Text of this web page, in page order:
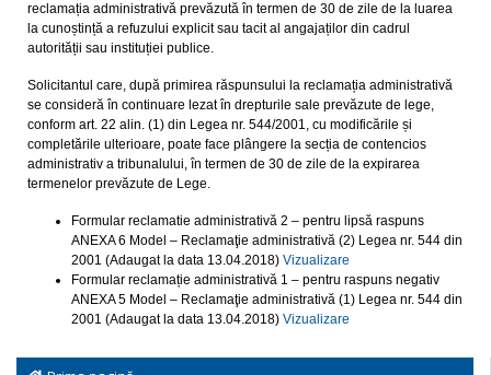
reclamația administrativă prevăzută în termen de 30 de zile de la luarea
la cunoștință a refuzului explicit sau tacit al angajaților din cadrul
autorității sau instituției publice.
Solicitantul care, după primirea răspunsului la reclamația administrativă
se consideră în continuare lezat în drepturile sale prevăzute de lege,
conform art. 22 alin. (1) din Legea nr. 544/2001, cu modificările și
completările ulterioare, poate face plângere la secția de contencios
administrativ a tribunalului, în termen de 30 de zile de la expirarea
termenelor prevăzute de Lege.
Formular reclamatie administrativă 2 – pentru lipsă raspuns
ANEXA 6 Model – Reclamaţie administrativă (2) Legea nr. 544 din
2001 (Adaugat la data 13.04.2018) Vizualizare
Formular reclamație administrativă 1 – pentru raspuns negativ
ANEXA 5 Model – Reclamaţie administrativă (1) Legea nr. 544 din
2001 (Adaugat la data 13.04.2018) Vizualizare